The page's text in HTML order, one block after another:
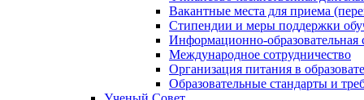
Вакантные места для приема
Стипендии и меры поддержки
Информационно-образовательная
Международное сотрудничество
Организация питания в
Образовательные стандарты и